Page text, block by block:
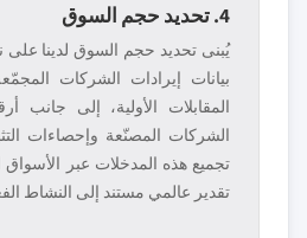
4. تحديد حجم السوق
يُبنى تحديد حجم السوق لدينا
بيانات إيرادات الشركات
المقابلات الأولية، إلى جانب
الشركات المصنّعة وإحصاءات
تجميع هذه المدخلات عبر الأسواق
تقدير عالمي مستند إلى النشاط